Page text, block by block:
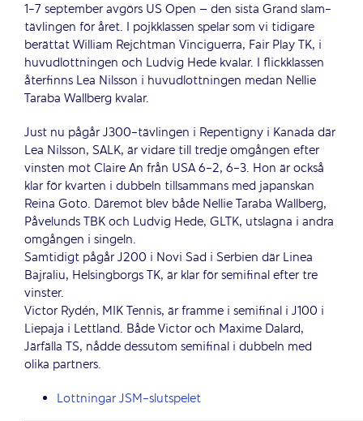
1-7 september avgörs US Open – den sista Grand slam-
tävlingen för året. I pojkklassen spelar som vi tidigare
berättat William Rejchtman Vinciguerra, Fair Play TK, i
huvudlottningen och Ludvig Hede kvalar. I flickklassen
återfinns Lea Nilsson i huvudlottningen medan Nellie
Taraba Wallberg kvalar.
Just nu pågår J300-tävlingen i Repentigny i Kanada där
Lea Nilsson, SALK, är vidare till tredje omgången efter
vinsten mot Claire An från USA 6-2, 6-3. Hon är också
klar för kvarten i dubbeln tillsammans med japanskan
Reina Goto. Däremot blev både Nellie Taraba Wallberg,
Påvelunds TBK och Ludvig Hede, GLTK, utslagna i andra
omgången i singeln.
Samtidigt pågår J200 i Novi Sad i Serbien där Linea
Bajraliu, Helsingborgs TK, är klar för semifinal efter tre
vinster.
Victor Rydén, MIK Tennis, är framme i semifinal i J100 i
Liepaja i Lettland. Både Victor och Maxime Dalard,
Järfälla TS, nådde dessutom semifinal i dubbeln med
olika partners.
Lottningar JSM-slutspelet